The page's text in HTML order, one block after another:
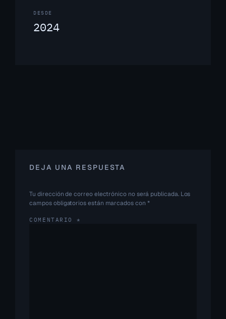
DESDE
2024
DEJA UNA RESPUESTA
Tu dirección de correo electrónico no será publicada. Los
campos obligatorios están marcados con *
COMENTARIO*